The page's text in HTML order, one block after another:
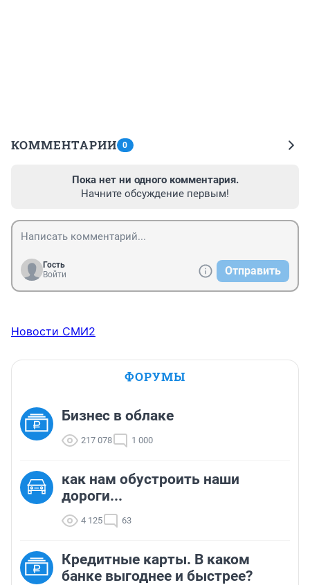
КОММЕНТАРИИ 0
Пока нет ни одного комментария.
Начните обсуждение первым!
Гость
Войти
Отправить
Новости СМИ2
ФОРУМЫ
Бизнес в облаке
217 078 1 000
как нам обустроить наши
дороги...
4 125 63
Кредитные карты. В каком
банке выгоднее и быстрее?